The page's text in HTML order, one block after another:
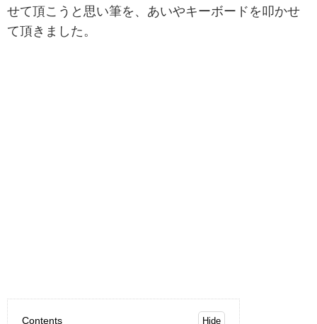
せて頂こうと思い筆を、あいやキーボードを叩かせ
て頂きました。
Contents